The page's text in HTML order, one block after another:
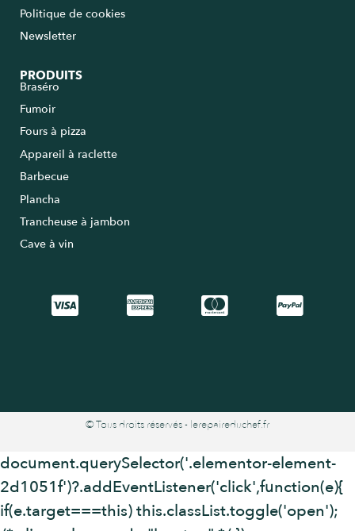
Politique de cookies
Newsletter
PRODUITS
Braséro
Fumoir
Fours à pizza
Appareil à raclette
Barbecue
Plancha
Trancheuse à jambon
Cave à vin
© Tous droits réservés - lerepaireduchef.fr
document.querySelector('.elementor-element-
2d1051f')?.addEventListener('click',function(e){
if(e.target===this) this.classList.toggle('open');